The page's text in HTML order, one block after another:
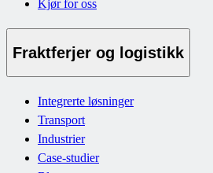
Kjør for oss
Fraktferjer og logistikk
Integrerte løsninger
Transport
Industrier
Case-studier